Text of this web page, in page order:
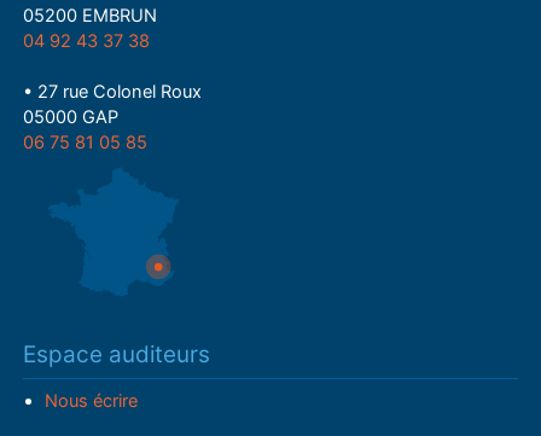
05200 EMBRUN
04 92 43 37 38
• 27 rue Colonel Roux
05000 GAP
06 75 81 05 85
Espace auditeurs
Nous écrire